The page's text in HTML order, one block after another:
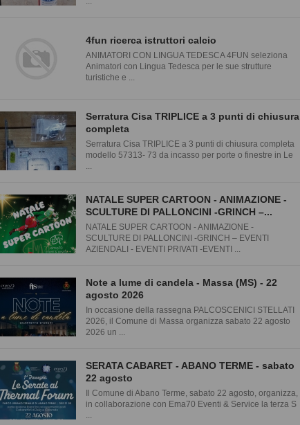
4fun ricerca istruttori calcio
ANIMATORI CON LINGUA TEDESCA 4FUN seleziona
Animatori con Lingua Tedesca per le sue strutture
turistiche e ...
Serratura Cisa TRIPLICE a 3 punti di chiusura
completa
Serratura Cisa TRIPLICE a 3 punti di chiusura completa
modello 57313- 73 da incasso per porte o finestre in Le
NATALE SUPER CARTOON - ANIMAZIONE -
SCULTURE DI PALLONCINI -GRINCH –...
NATALE SUPER CARTOON - ANIMAZIONE -
SCULTURE DI PALLONCINI -GRINCH – EVENTI
AZIENDALI - EVENTI PRIVATI -EVENTI ...
Note a lume di candela - Massa (MS) - 22
agosto 2026
In occasione della rassegna PALCOSCENICI STELLATI
2026, il Comune di Massa organizza sabato 22 agosto
2026 un ...
SERATA CABARET - ABANO TERME - sabato
22 agosto
Il Comune di Abano Terme, sabato 22 agosto, organizza,
in collaborazione con Ema70 Eventi & Service la terza S